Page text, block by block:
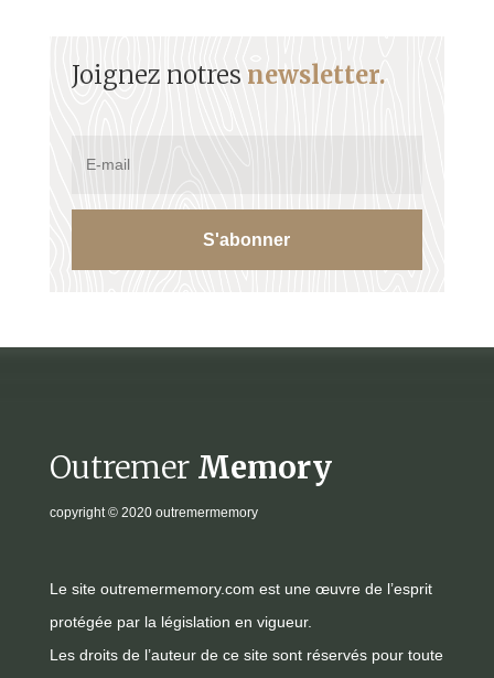
Joignez notres newsletter.
S'abonner
Outremer Memory
copyright© 2020 outremermemory
Le site outremermemory.com est une œuvre de l’esprit
protégée par la législation en vigueur.
Les droits de l’auteur de ce site sont réservés pour toute